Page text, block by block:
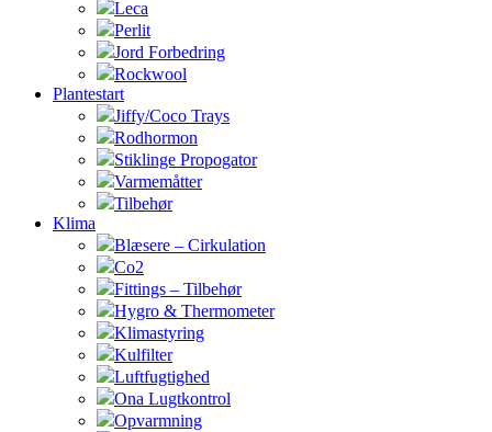
Leca
Perlit
Jord Forbedring
Rockwool
Plantestart
Jiffy/Coco Trays
Rodhormon
Stiklinge Propogator
Varmemåtter
Tilbehør
Klima
Blæsere – Cirkulation
Co2
Fittings – Tilbehør
Hygro & Thermometer
Klimastyring
Kulfilter
Luftfugtighed
Ona Lugtkontrol
Opvarmning